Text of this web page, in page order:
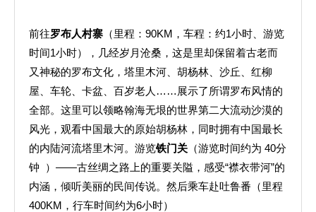
前往罗布人村寨 （里程：90KM，车程：约1小时、游览
时间1小时），几经岁月沧桑，这是里却保留着古老而
又神秘的罗布文化，塔里木河、胡杨林、沙丘、红柳
屋、车轮、卡盆、百岁老人……展示了所谓罗布风情的
全部。这里可以领略翰海无垠的世界第二大流动沙漠的
风光，观看中国最大的原始胡杨林，同时拥有中国最长
的内陆河流塔里木河。游览铁门关 （游览时间约为 40分
钟 ）——古丝绸之路上的重要关隘，感受“襟衣带河”的
内涵，倾听美丽的民间传说。然后乘车赴吐鲁番（里程
400KM，行车时间约为6小时）